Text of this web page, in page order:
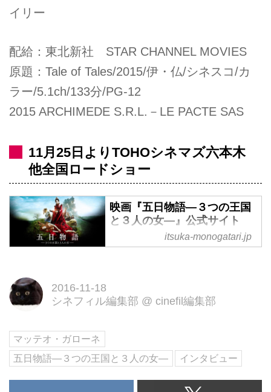
イリー
配給：東北新社 STAR CHANNEL MOVIES
原題：Tale of Tales/2015/伊・仏/シネスコ/カ
ラー/5.1ch/133分/PG-12
2015 ARCHIMEDE S.R.L.－LE PACTE SAS
11月25日よりTOHOシネマズ六本木
他全国ロードショー
映画『五日物語—３つの王国
と３人の女—』公式サイト
11.25（金）全国ロードショー。
を2度制した鬼才が描く世界最初
（サガ）”。
itsuka-monogatari.jp
2016-11-18
シネフィル編集部 @ cinefil編集部
マッテオ・ガローネ
五日物語—３つの王国と３人の女—
インタビュー